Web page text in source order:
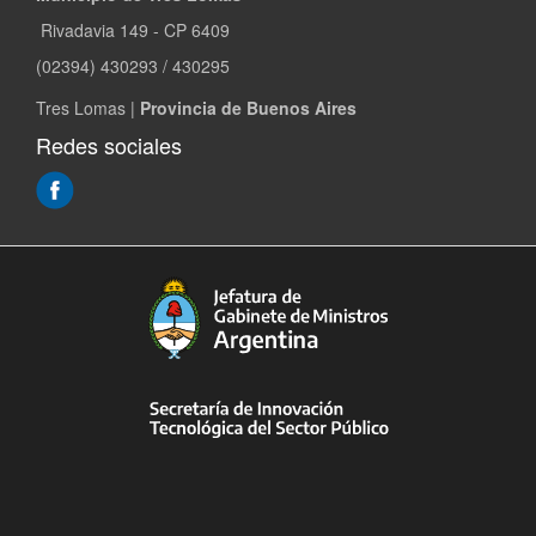
Rivadavia 149 - CP 6409
(02394) 430293 / 430295
Tres Lomas | Provincia de Buenos Aires
Redes sociales